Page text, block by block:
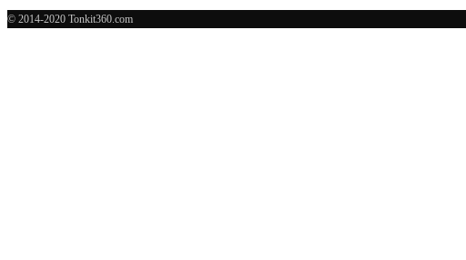
© 2014-2020 Tonkit360.com